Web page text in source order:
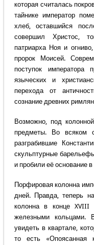
которая считалась
тайнике император
хлеб, оставшийся
совершил Христос,
патриарха Ноя и
пророк Моисей.
поступок императора
языческих и
перехода от
сознание древних
Возможно, под
предметы. Во всяком
разграбившие
скульптурные
и пробили её основание
Порфировая колонна
дней. Правда, теперь
колонна в конце XVIII
железными кольцами.
увидеть в квартале,
то есть «Опоясанная